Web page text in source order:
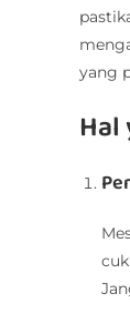
yang
Hal